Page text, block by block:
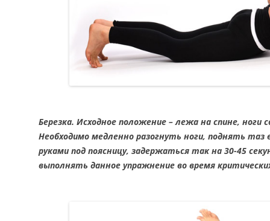
Березка. Исходное положение – лежа на спине, ноги
Необходимо медленно разогнуть ноги, поднять таз
руками под поясницу, задержаться так на 30-45
выполнять данное упражнение во время